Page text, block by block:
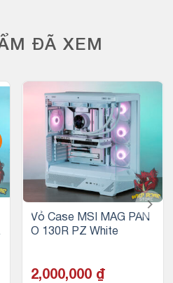
ĐÃ XEM
Vỏ Case MSI MAG PAN
O 130R PZ White
2,000,000 ₫